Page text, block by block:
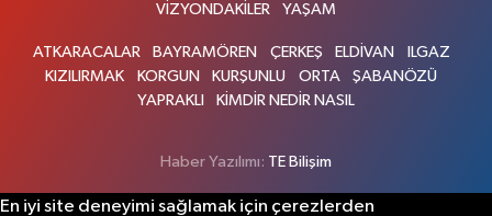
VİZYONDAKİLER
YAŞAM
ATKARACALAR BAYRAMÖREN ÇERKEŞ ELDİVAN
ILGAZ
KIZILIRMAK
KORGUN KURŞUNLU ORTA
ŞABANÖZÜ
YAPRAKLI
KİMDİR NEDİR NASIL
Haber Yazılımı: TE Bilişim
En iyi site deneyimi sağlamak için çerezlerden